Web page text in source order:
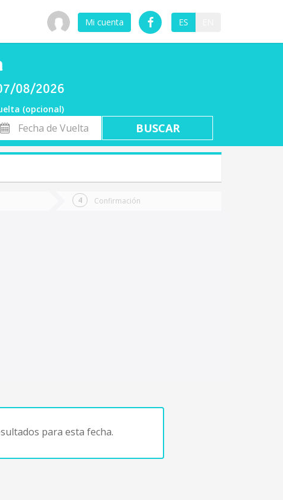
Mi cuenta ES
08/2026
(opcional)
Confirmación
para esta fecha.